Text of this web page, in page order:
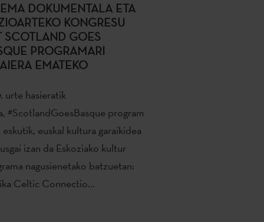
DOKUMENTALA ETA
KONGRESU
SCOTLAND GOES
PROGRAMARI
EMATEKO
urte hasieratik
#ScotlandGoesBasque program
eskutik, euskal kultura garaikidea
izan da Eskoziako kultur
nagusienetako batzuetan:
Celtic Connectio...